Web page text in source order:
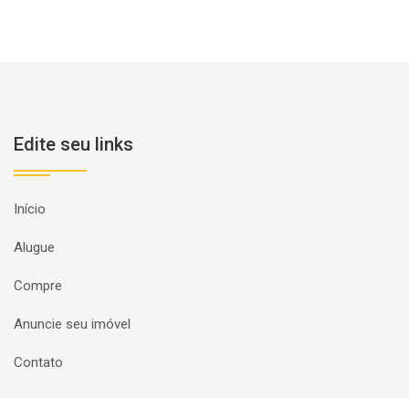
Edite seu links
Início
Alugue
Compre
Anuncie seu imóvel
Contato